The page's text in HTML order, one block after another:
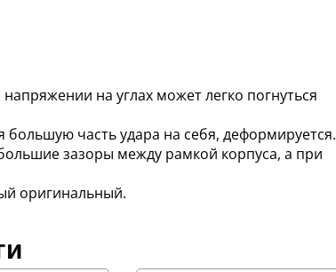
на углах может легко погнуться
большую часть удара на себя, деформируется.
зазоры между рамкой корпуса, а при
оригинальный.